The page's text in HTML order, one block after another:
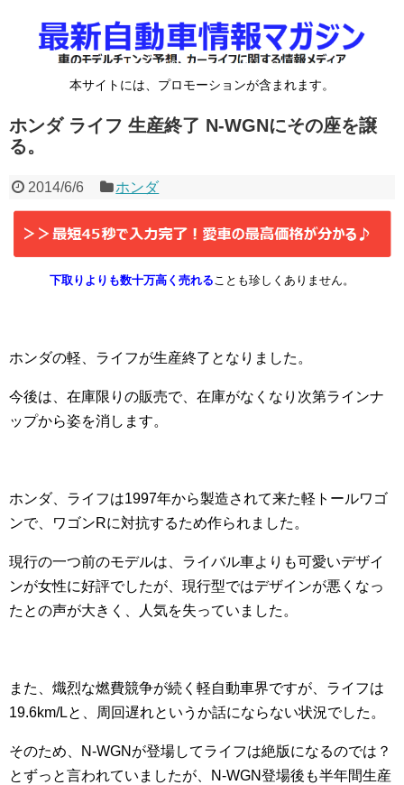
本サイトには、プロモーションが含まれます。
ホンダ ライフ 生産終了 N-WGNにその座を譲
る。
2014/6/6 ホンダ
下取りよりも数十万高く売れることも珍しくありません。
ホンダの軽、ライフが生産終了となりました。
今後は、在庫限りの販売で、在庫がなくなり次第ラインナ
ップから姿を消します。
ホンダ、ライフは1997年から製造されて来た軽トールワゴ
ンで、ワゴンRに対抗するため作られました。
現行の一つ前のモデルは、ライバル車よりも可愛いデザイ
ンが女性に好評でしたが、現行型ではデザインが悪くなっ
たとの声が大きく、人気を失っていました。
また、熾烈な燃費競争が続く軽自動車界ですが、ライフは
19.6km/Lと、周回遅れというか話にならない状況でした。
そのため、N-WGNが登場してライフは絶版になるのでは？
とずっと言われていましたが、N-WGN登場後も半年間生産